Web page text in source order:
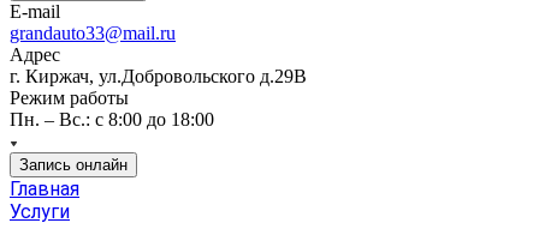
E-mail
grandauto33@mail.ru
Адрес
г. Киржач, ул.Добровольского д.29В
Режим работы
Пн. – Вс.: с 8:00 до 18:00
Запись онлайн
Главная
Услуги